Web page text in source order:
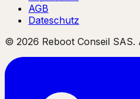
AGB
Dateschutz
© 2026 Reboot Conseil